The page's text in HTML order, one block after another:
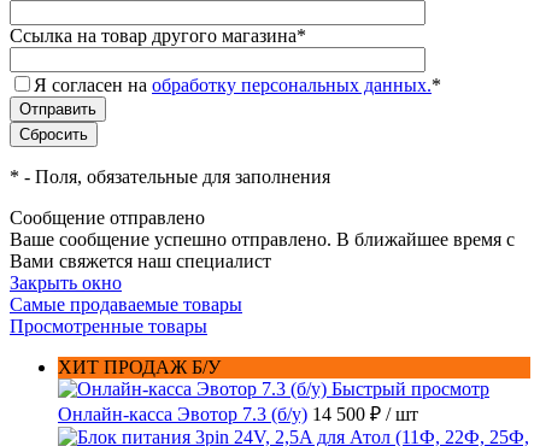
Ссылка на товар другого магазина*
Я согласен на обработку персональных данных.*
* - Поля, обязательные для заполнения
Сообщение отправлено
Ваше сообщение успешно отправлено. В ближайшее время с
Вами свяжется наш специалист
Закрыть окно
Самые продаваемые товары
Просмотренные товары
ХИТ ПРОДАЖ Б/У
Быстрый просмотр
Онлайн-касса Эвотор 7.3 (б/у) 14 500 ₽ / шт